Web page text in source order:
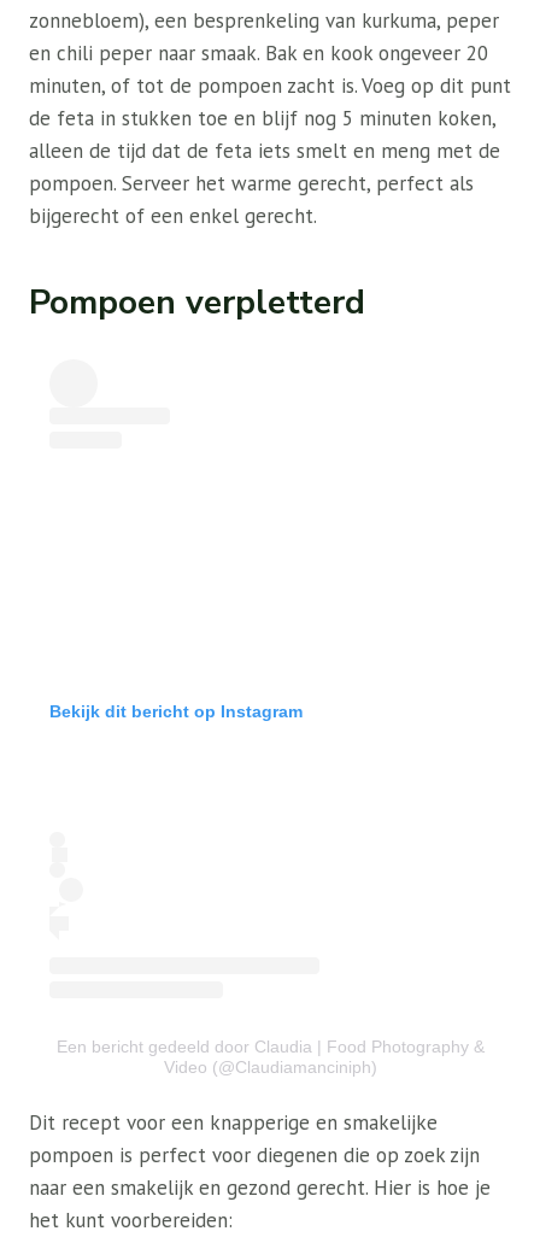
zonnebloem), een besprenkeling van kurkuma, peper
en chili peper naar smaak. Bak en kook ongeveer 20
minuten, of tot de pompoen zacht is. Voeg op dit punt
de feta in stukken toe en blijf nog 5 minuten koken,
alleen de tijd dat de feta iets smelt en meng met de
pompoen. Serveer het warme gerecht, perfect als
bijgerecht of een enkel gerecht.
Pompoen verpletterd
Bekijk dit bericht op Instagram
Een bericht gedeeld door Claudia | Food Photography &
Video (@Claudiamanciniph)
Dit recept voor een knapperige en smakelijke
pompoen is perfect voor diegenen die op zoek zijn
naar een smakelijk en gezond gerecht. Hier is hoe je
het kunt voorbereiden: